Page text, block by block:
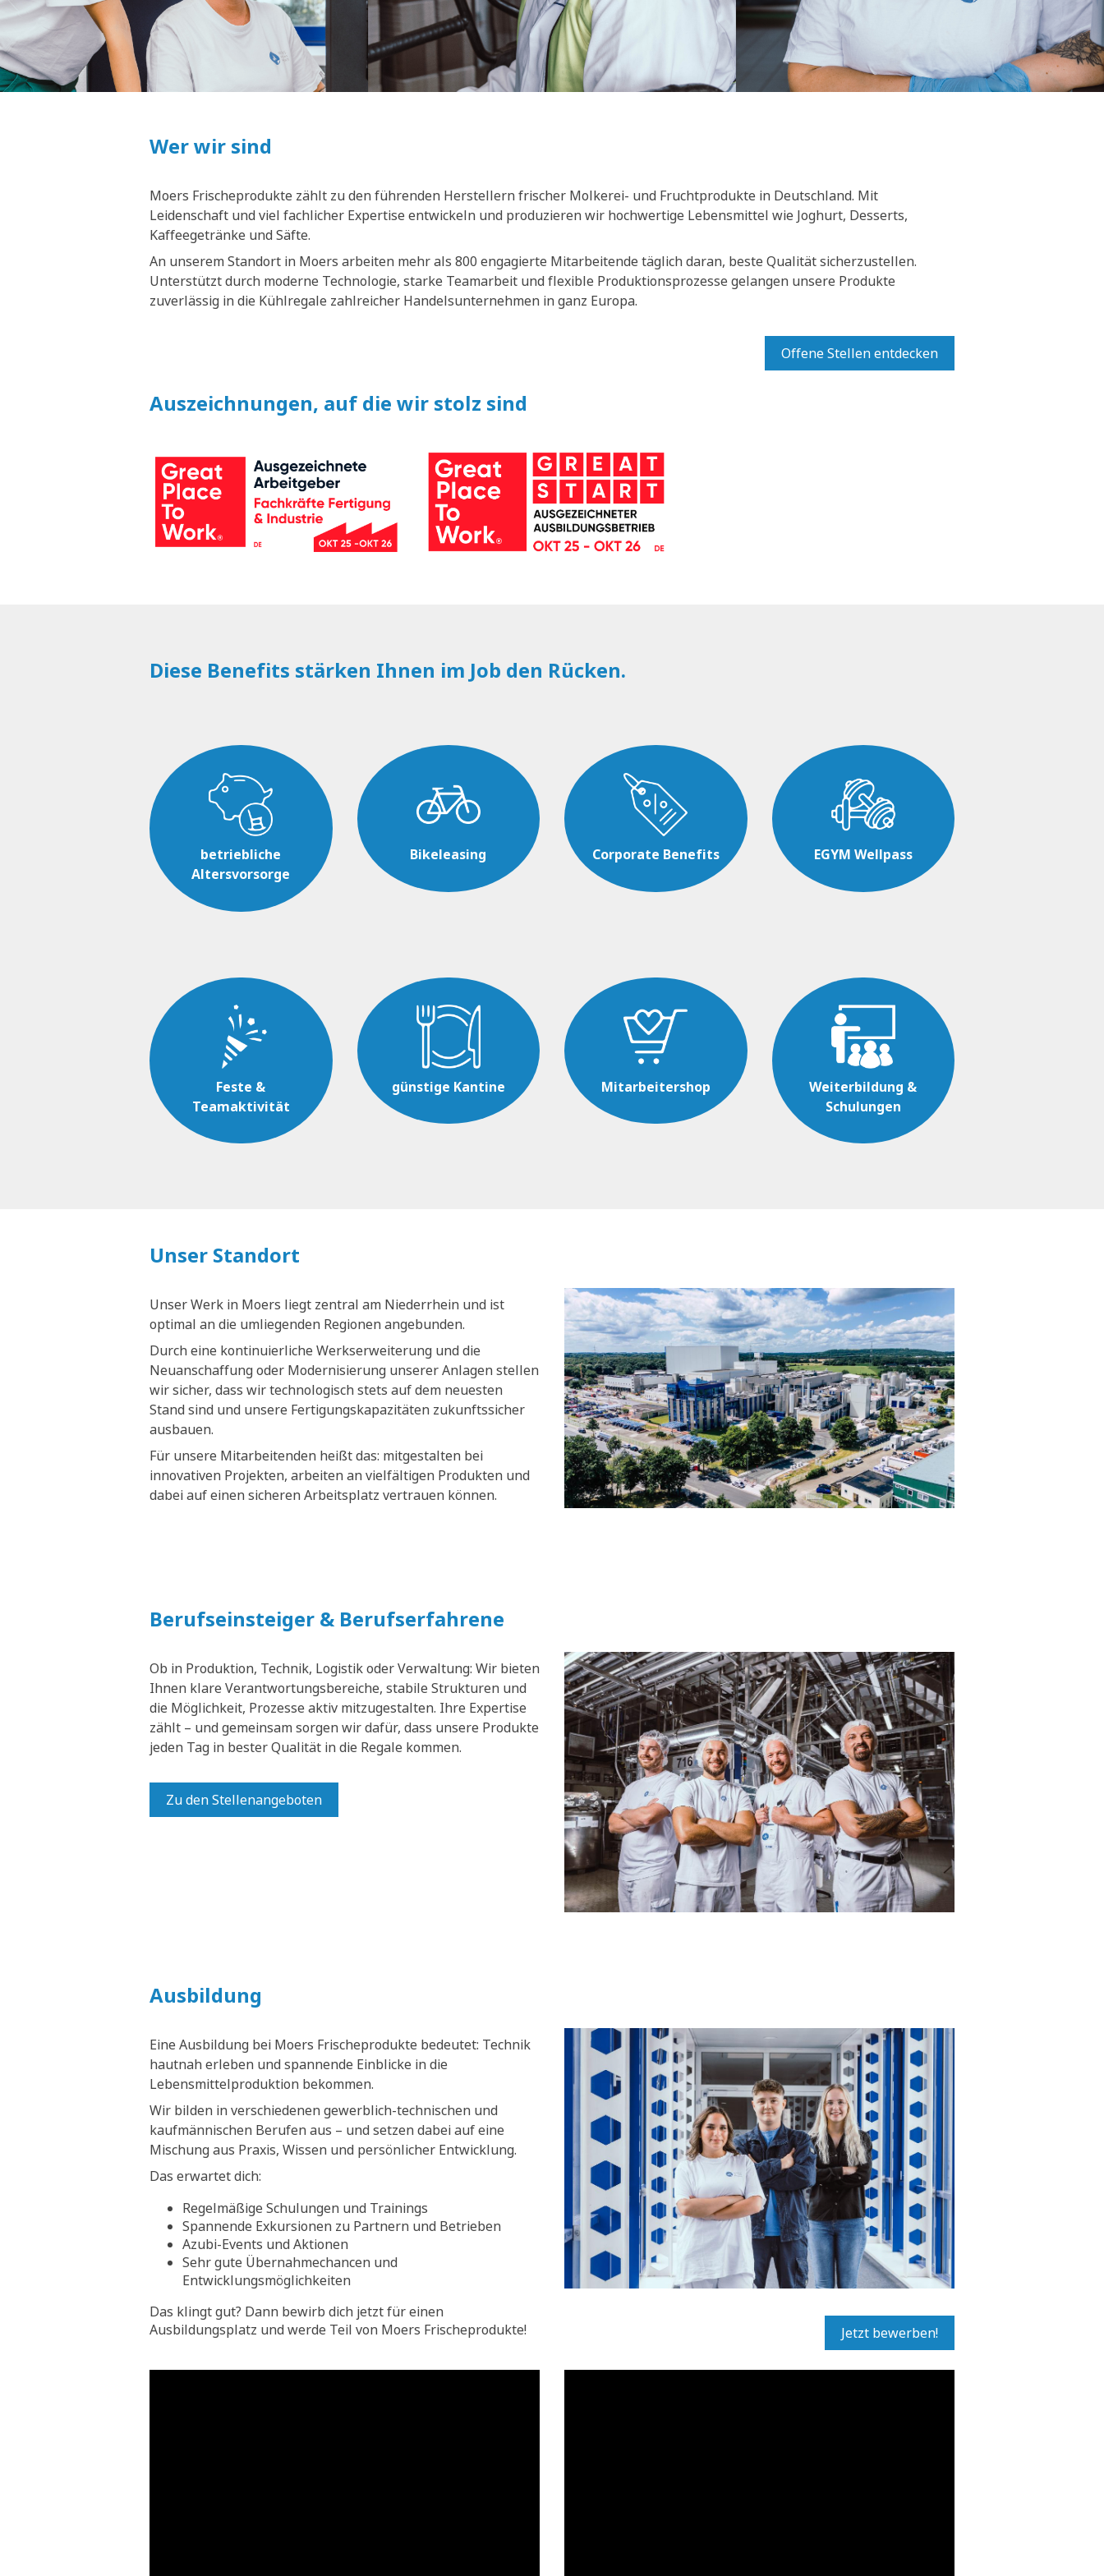
Wer wir sind
Moers Frischeprodukte zählt zu den führenden Herstellern frischer Molkerei- und Fruchtprodukte in Deutschland. Mit
Leidenschaft und viel fachlicher Expertise entwickeln und produzieren wir hochwertige Lebensmittel wie Joghurt, Desserts,
Kaffeegetränke und Säfte.
An unserem Standort in Moers arbeiten mehr als 800 engagierte Mitarbeitende täglich daran, beste Qualität sicherzustellen.
Unterstützt durch moderne Technologie, starke Teamarbeit und flexible Produktionsprozesse gelangen unsere Produkte
zuverlässig in die Kühlregale zahlreicher Handelsunternehmen in ganz Europa.
Offene Stellen entdecken
Auszeichnungen, auf die wir stolz sind
Diese Benefits stärken Ihnen im Job den Rücken.
betriebliche
Altersvorsorge
Bikeleasing Corporate Benefits EGYM Wellpass
Feste &
Teamaktivität
günstige Kantine Mitarbeitershop
Weiterbildung &
Schulungen
Unser Standort
Unser Werk in Moers liegt zentral am Niederrhein und ist
optimal an die umliegenden Regionen angebunden.
Durch eine kontinuierliche Werkserweiterung und die
Neuanschaffung oder Modernisierung unserer Anlagen stellen
wir sicher, dass wir technologisch stets auf dem neuesten
Stand sind und unsere Fertigungskapazitäten zukunftssicher
ausbauen.
Für unsere Mitarbeitenden heißt das: mitgestalten bei
innovativen Projekten, arbeiten an vielfältigen Produkten und
dabei auf einen sicheren Arbeitsplatz vertrauen können.
Berufseinsteiger & Berufserfahrene
Ob in Produktion, Technik, Logistik oder Verwaltung: Wir bieten
Ihnen klare Verantwortungsbereiche, stabile Strukturen und
die Möglichkeit, Prozesse aktiv mitzugestalten. Ihre Expertise
zählt – und gemeinsam sorgen wir dafür, dass unsere Produkte
jeden Tag in bester Qualität in die Regale kommen.
Zu den Stellenangeboten
Ausbildung
Eine Ausbildung bei Moers Frischeprodukte bedeutet: Technik
hautnah erleben und spannende Einblicke in die
Lebensmittelproduktion bekommen.
Wir bilden in verschiedenen gewerblich-technischen und
kaufmännischen Berufen aus – und setzen dabei auf eine
Mischung aus Praxis, Wissen und persönlicher Entwicklung.
Das erwartet dich:
Regelmäßige Schulungen und Trainings
Spannende Exkursionen zu Partnern und Betrieben
Azubi-Events und Aktionen
Sehr gute Übernahmechancen und
Entwicklungsmöglichkeiten
Das klingt gut? Dann bewirb dich jetzt für einen
Ausbildungsplatz und werde Teil von Moers Frischeprodukte!
Jetzt bewerben!